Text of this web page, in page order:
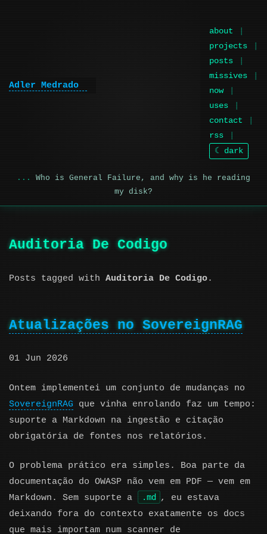
Adler Medrado
about
projects
posts
missives
now
uses
contact
rss
☾ dark
Who is General Failure, and why is he reading
my disk?
Auditoria De Codigo
Posts tagged with Auditoria De Codigo.
Atualizações no SovereignRAG
01 Jun 2026
Ontem implementei um conjunto de mudanças no
SovereignRAG que vinha enrolando faz um tempo:
suporte a Markdown na ingestão e citação
obrigatória de fontes nos relatórios.
O problema prático era simples. Boa parte da
documentação do OWASP não vem em PDF — vem em
Markdown. Sem suporte a
.md
, eu estava
deixando fora do contexto exatamente os docs
que mais importam num scanner de